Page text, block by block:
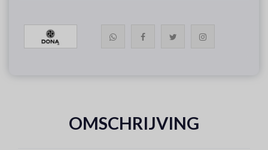
OMSCHRIJVING